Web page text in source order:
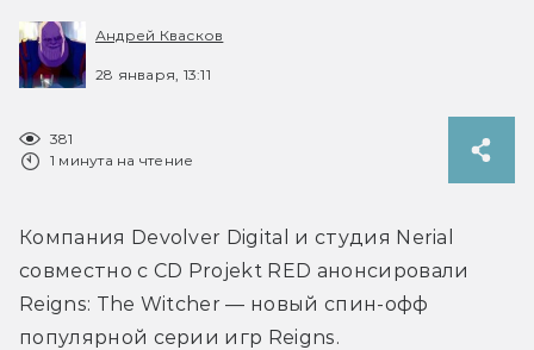
Андрей Квасков
28 января, 13:11
381
1 минута на чтение
Компания Devolver Digital и студия Nerial
совместно с CD Projekt RED анонсировали
Reigns: The Witcher — новый спин-офф
популярной серии игр Reigns.